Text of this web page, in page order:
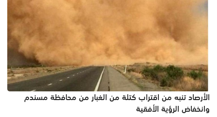
الأرصاد تنبه من اقتراب كتلة من الغبار من محافظة مسندم
وانخفاض الرؤية الأفقية